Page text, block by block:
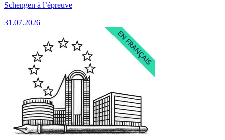
Schengen à l’épreuve
31.07.2026